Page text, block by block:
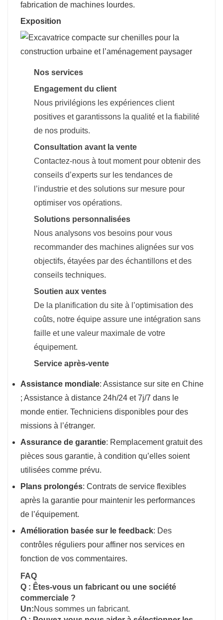
fabrication de machines lourdes.
Exposition
Nos services
Engagement du client
Nous privilégions les expériences client
positives et garantissons la qualité et la fiabilité
de nos produits.
Consultation avant la vente
Contactez-nous à tout moment pour obtenir des
conseils d’experts sur les tendances de
l’industrie et des solutions sur mesure pour
optimiser vos opérations.
Solutions personnalisées
Nous analysons vos besoins pour vous
recommander des machines alignées sur vos
objectifs, étayées par des échantillons et des
conseils techniques.
Soutien aux ventes
De la planification du site à l’optimisation des
coûts, notre équipe assure une intégration sans
faille et une valeur maximale de votre
équipement.
Service après-vente
Assistance mondiale: Assistance sur site en Chine
; Assistance à distance 24h/24 et 7j/7 dans le
monde entier. Techniciens disponibles pour des
missions à l’étranger.
Assurance de garantie: Remplacement gratuit des
pièces sous garantie, à condition qu’elles soient
utilisées comme prévu.
Plans prolongés: Contrats de service flexibles
après la garantie pour maintenir les performances
de l’équipement.
Amélioration basée sur le feedback: Des
contrôles réguliers pour affiner nos services en
fonction de vos commentaires.
FAQ
Q : Êtes-vous un fabricant ou une société
commerciale ?
Un:Nous sommes un fabricant.